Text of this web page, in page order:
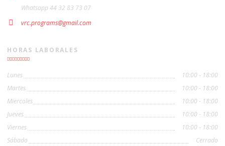
Whatsapp 44 32 83 73 07
vrc.programs@gmail.com
HORAS LABORALES
Lunes
10:00 - 18:00
Martes
10:00 - 18:00
Miercoles
10:00 - 18:00
Jueves
10:00 - 18:00
Viernes
10:00 - 18:00
Sábado
Cerrado